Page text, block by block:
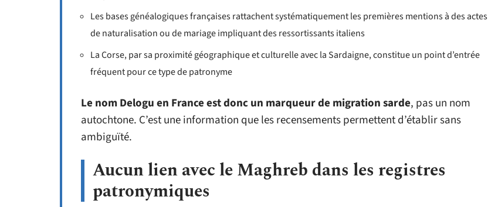
Les bases généalogiques françaises rattachent systématiquement les premières mentions à des actes
de naturalisation ou de mariage impliquant des ressortissants italiens
La Corse, par sa proximité géographique et culturelle avec la Sardaigne, constitue un point d’entrée
fréquent pour ce type de patronyme
Le nom Delogu en France est donc un marqueur de migration sarde, pas un nom
autochtone. C’est une information que les recensements permettent d’établir sans
ambiguïté.
Aucun lien avec le Maghreb dans les registres
patronymiques